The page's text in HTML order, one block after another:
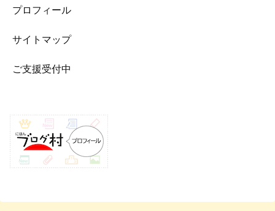
プロフィール
サイトマップ
ご支援受付中